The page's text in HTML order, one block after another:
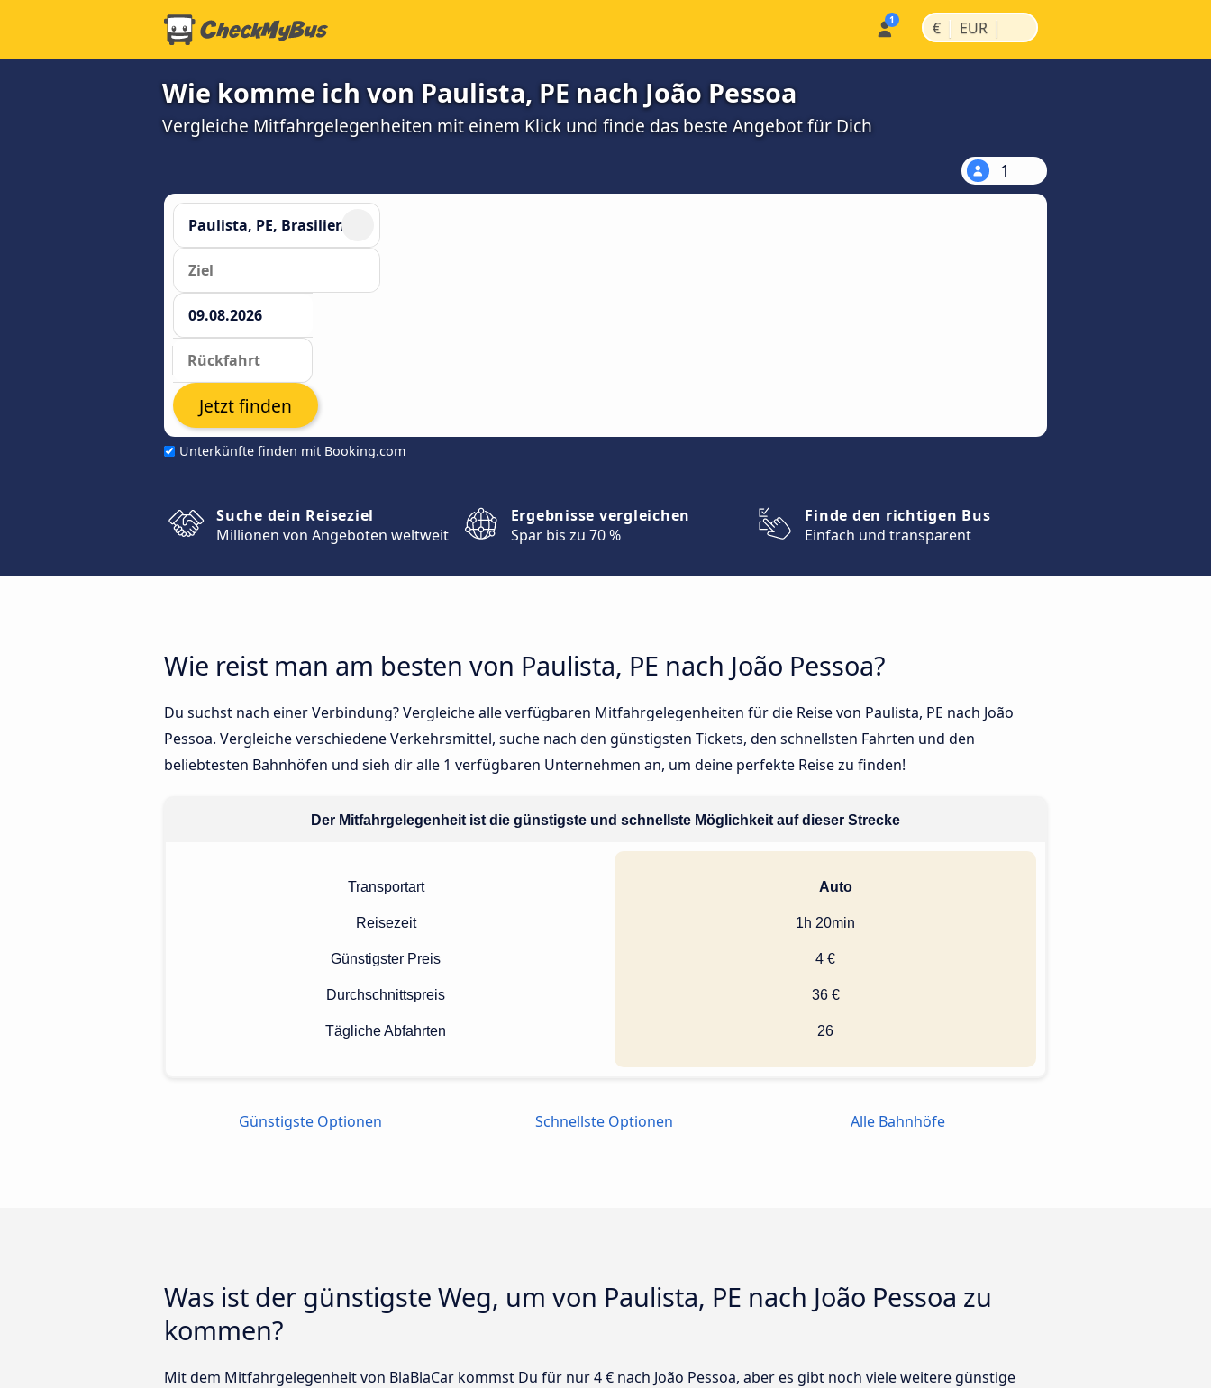
€ | EUR |
Wie komme ich von Paulista, PE nach João Pessoa
Vergleiche Mitfahrgelegenheiten mit einem Klick und finde das beste Angebot für Dich
1
Unterkünfte finden mit Booking.com
Jetzt finden
Suche dein Reiseziel
Millionen von Angeboten weltweit
Ergebnisse vergleichen
Spar bis zu 70 %
Finde den richtigen Bus
Einfach und transparent
Wie reist man am besten von Paulista, PE nach João Pessoa?
Du suchst nach einer Verbindung? Vergleiche alle verfügbaren Mitfahrgelegenheiten für die Reise von Paulista, PE nach João
Pessoa. Vergleiche verschiedene Verkehrsmittel, suche nach den günstigsten Tickets, den schnellsten Fahrten und den
beliebtesten Bahnhöfen und sieh dir alle 1 verfügbaren Unternehmen an, um deine perfekte Reise zu finden!
Der Mitfahrgelegenheit ist die günstigste und schnellste Möglichkeit auf dieser Strecke
Transportart
Reisezeit
Günstigster Preis
Durchschnittspreis
Tägliche Abfahrten
Auto
1h 20min
4 €
36 €
26
Günstigste Optionen Schnellste Optionen Alle Bahnhöfe
Was ist der günstigste Weg, um von Paulista, PE nach João Pessoa zu
kommen?
Mit dem Mitfahrgelegenheit von BlaBlaCar kommst Du für nur 4 € nach João Pessoa, aber es gibt noch viele weitere günstige